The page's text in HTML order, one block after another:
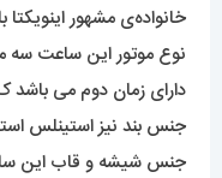
خانواده‌ی مشهور اینویکتا
نوع موتور این ساعت سه
دارای زمان دوم می باشد
جنس بند نیز استینلس
جنس شیشه و قاب این